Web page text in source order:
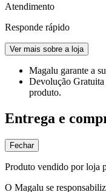
Atendimento
Responde rápido
Ver mais sobre a loja
Magalu garante a
Devolução Gratuita
produto.
Entrega e
Fechar
Produto vendido por loja
O Magalu se